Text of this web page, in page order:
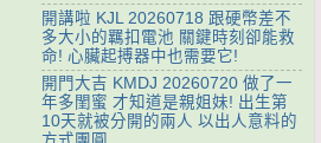
開講啦 KJL 20260718 跟硬幣差不
多大小的羈扣電池 關鍵時刻卻能救
命! 心臟起搏器中也需要它!
開門大吉 KMDJ 20260720 做了一
年多閨蜜 才知道是親姐妹! 出生第
10天就被分開的兩人 以出人意料的